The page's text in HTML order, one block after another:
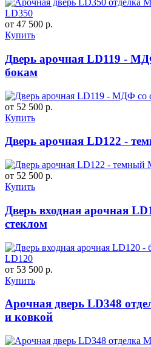
LD350
от 47 500 р.
Купить
Дверь арочная LD119 -
бокам
от 52 500 р.
Купить
Дверь арочная LD122 -
от 52 500 р.
Купить
Дверь входная арочная
стеклом
LD120
от 53 500 р.
Купить
Арочная дверь LD348
и ковкой